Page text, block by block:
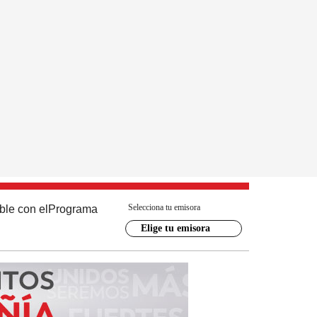
con el Programa Selecciona tu emisora
Elige tu emisora